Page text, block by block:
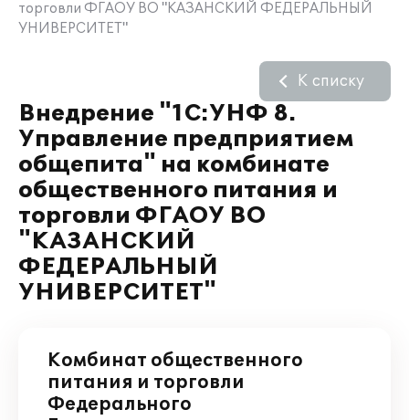
торговли ФГАОУ ВО "КАЗАНСКИЙ ФЕДЕРАЛЬНЫЙ
УНИВЕРСИТЕТ"
Внедрение "1С:УНФ 8.
Управление предприятием
общепита" на комбинате
общественного питания и
торговли ФГАОУ ВО
"КАЗАНСКИЙ
ФЕДЕРАЛЬНЫЙ
УНИВЕРСИТЕТ"
К списку
Комбинат общественного
питания и торговли
Федерального